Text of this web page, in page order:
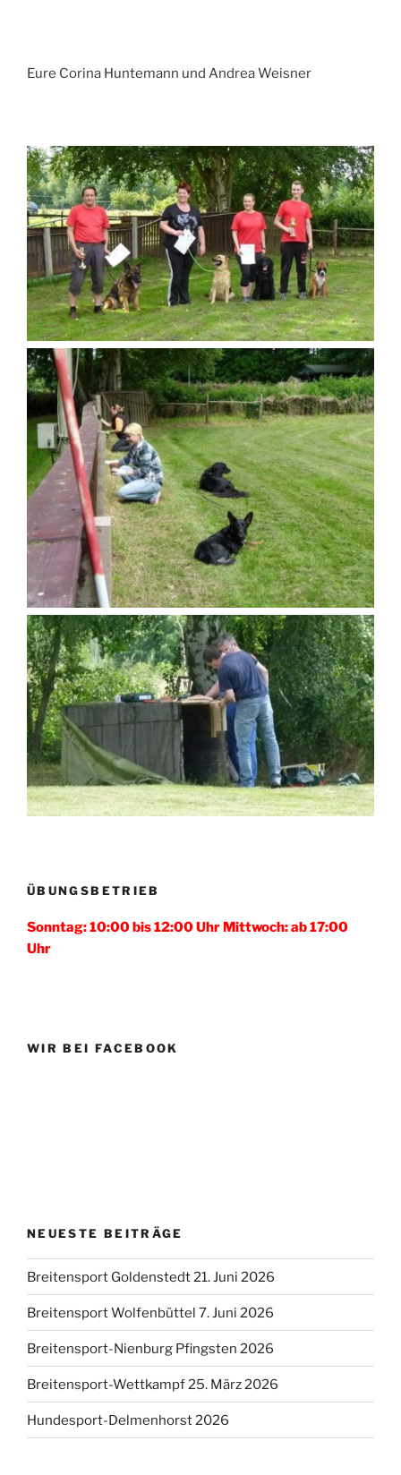
Eure Corina Huntemann und Andrea Weisner
ÜBUNGSBETRIEB
Sonntag: 10:00 bis 12:00 Uhr Mittwoch: ab 17:00
Uhr
WIR BEI FACEBOOK
NEUESTE BEITRÄGE
Breitensport Goldenstedt 21. Juni 2026
Breitensport Wolfenbüttel 7. Juni 2026
Breitensport-Nienburg Pfingsten 2026
Breitensport-Wettkampf 25. März 2026
Hundesport-Delmenhorst 2026